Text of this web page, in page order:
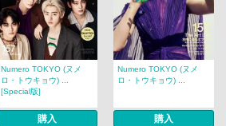
Numero TOKYO (ヌメ
ロ・トウキョウ) ...
[Special版]
購入
Numero TOKYO (ヌメ
ロ・トウキョウ) ...
購入